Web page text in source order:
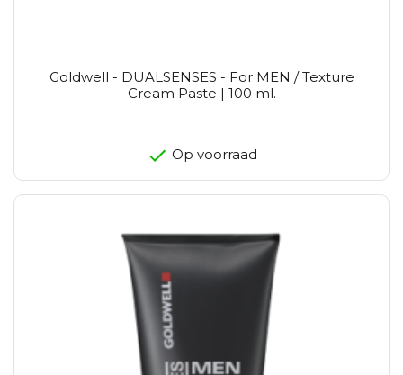
Goldwell - DUALSENSES - For MEN / Texture
Cream Paste | 100 ml.
Op voorraad